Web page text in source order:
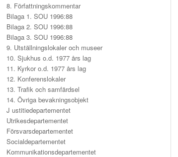
8. Författningskommentar
Bilaga 1. SOU 1996:88
Bilaga 2. SOU 1996:88
Bilaga 3. SOU 1996:88
9. Utställningslokaler och museer
10. Sjukhus o.d. 1977 års lag
11. Kyrkor o.d. 1977 års lag
12. Konferenslokaler
13. Trafik och samfärdsel
14. Övriga bevakningsobjekt
J ustitiedepartementet
Utrikesdepartementet
Försvarsdepartementet
Socialdepartementet
Kommunikationsdepartementet